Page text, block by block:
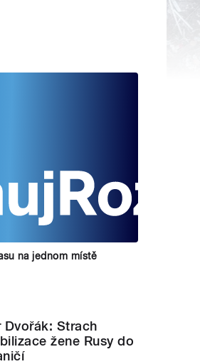
na jednom místě
Dvořák: Strach
žene Rusy do